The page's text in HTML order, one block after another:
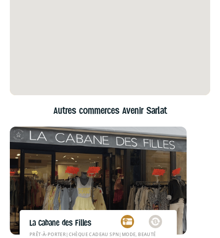
Autres commerces Avenir Sarlat
La Cabane des Filles
PRÊT-À-PORTER| CHÈQUE CADEAU SPN | MODE, BEAUTÉ